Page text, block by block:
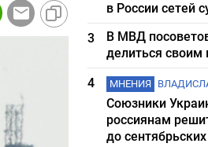
в России сетей
3
В МВД
делиться своим
4
МНЕНИЯ
Союзники
россиянам
до